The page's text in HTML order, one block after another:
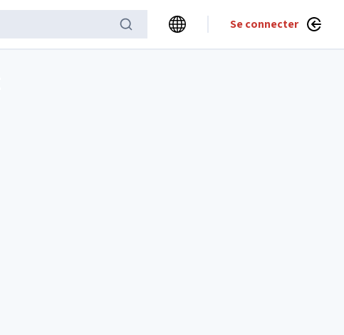
Se connecter